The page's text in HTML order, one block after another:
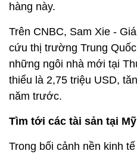
hàng này.
Trên CNBC, Sam Xie -
cứu thị trường Trung
những ngôi nhà mới tại
thiểu là 2,75 triệu USD,
năm trước.
Tìm tới các tài sản tại
Trong bối cảnh nền kinh